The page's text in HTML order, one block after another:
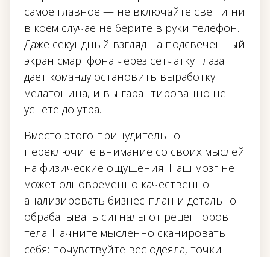
самое главное — не включайте свет и ни
в коем случае не берите в руки телефон.
Даже секундный взгляд на подсвеченный
экран смартфона через сетчатку глаза
дает команду остановить выработку
мелатонина, и вы гарантированно не
уснете до утра.
Вместо этого принудительно
переключите внимание со своих мыслей
на физические ощущения. Наш мозг не
может одновременно качественно
анализировать бизнес-план и детально
обрабатывать сигналы от рецепторов
тела. Начните мысленно сканировать
себя: почувствуйте вес одеяла, точки